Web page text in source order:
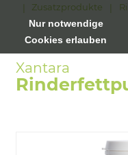
Nur notwendige
Cookies erlauben
HOME
TIERNAHRUNG
VITALPRODUKTE
Zusatzprodukte